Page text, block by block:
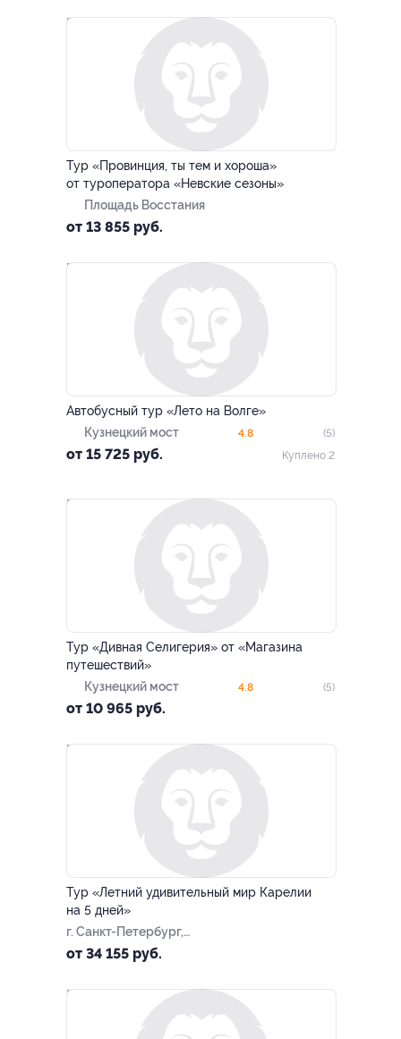
Тур «Провинция, ты тем и хороша»
от туроператора «Невские сезоны»
Площадь Восстания
от 13 855 руб.
Автобусный тур «Лето на Волге»
Кузнецкий мост
от 15 725 руб.
4.8
(5)
Куплено 2
Тур «Дивная Селигерия» от «Магазина
путешествий»
Кузнецкий мост
от 10 965 руб.
4.8 (5)
Тур «Летний удивительный мир Карелии
на 5 дней»
г. Санкт-Петербург,
Большая Посадская ул, д. 16
от 34 155 руб.